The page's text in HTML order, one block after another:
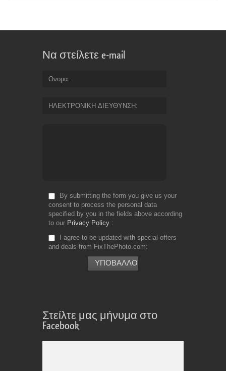
Να στείλετε e-mail
Ονομα
ΗΛΕΚΤΡΟΝΙΚΗ ΔΙΕΥΘΥΝΣΗ
By submitting the form you give us your
consent to process the personal data
specified by you in the fields above according
to our Privacy Policy
I agree to be updated with special offers
and deals from FixThePhoto.com
Στείλτε μας μήνυμα στο
Facebook